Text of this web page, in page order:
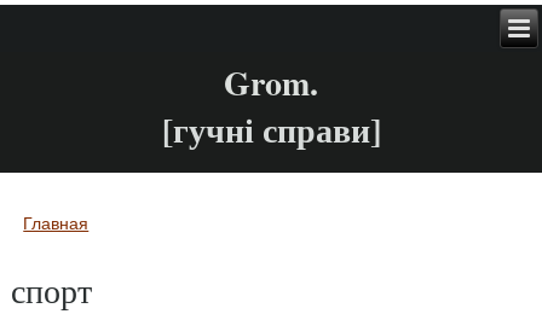
Grom.
[гучні справи]
Вы здесь
Главная
спорт